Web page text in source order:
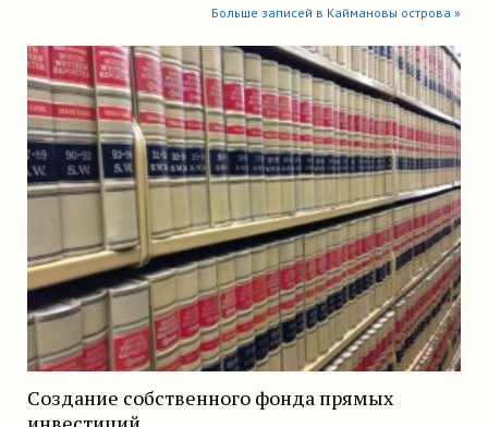
Больше записей в Каймановы острова »
Создание собственного фонда прямых